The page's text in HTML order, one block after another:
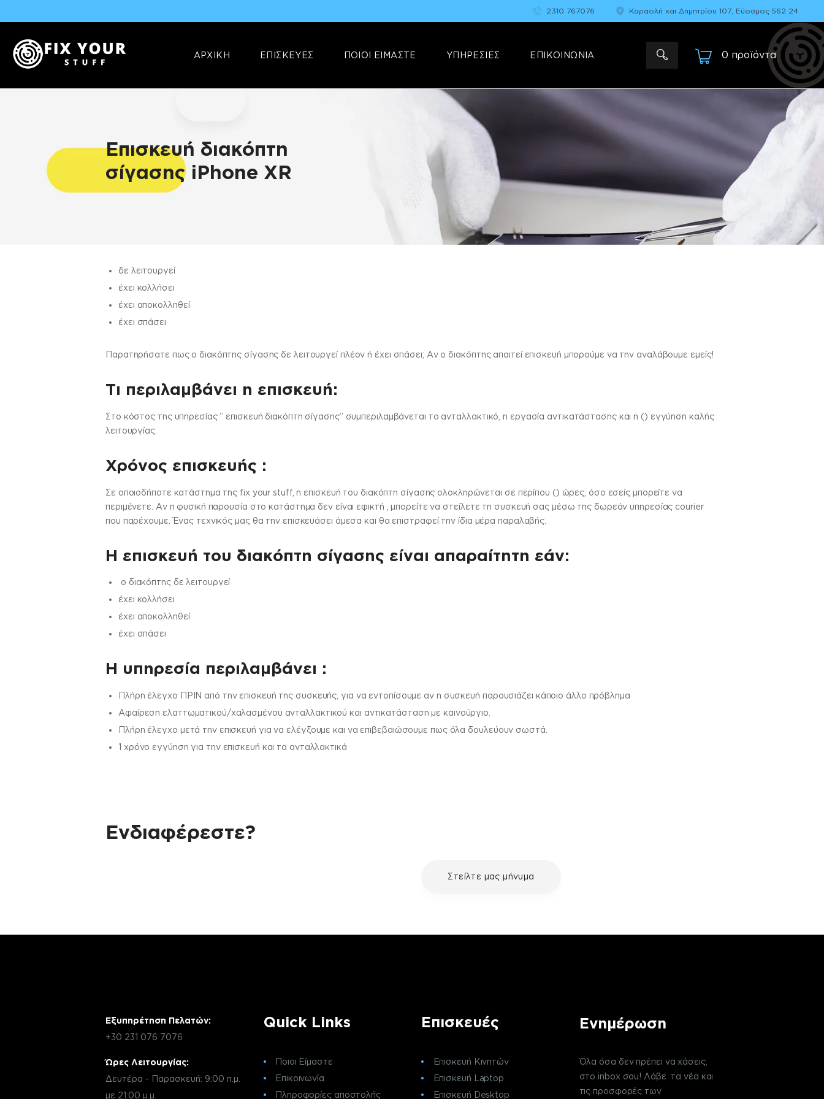
2310 767076 Καραολή και Δημητρίου 107, Εύοσμος 562 24
ΑΡΧΙΚΗ ΕΠΙΣΚΕΥΕΣ ΠΟΙΟΙ ΕΙΜΑΣΤΕ ΥΠΗΡΕΣΙΕΣ ΕΠΙΚΟΙΝΩΝΙΑ 0 προϊόντα-
Επισκευές & Πωλήσεις Ηλεκτρονικών Συσκευών &Αξεσουάρ
Επισκευή διακόπτη
σίγασης iPhone XR
δε λειτουργεί
έχει κολλήσει
έχει αποκολληθεί
έχει σπάσει
Παρατηρήσατε πως ο διακόπτης σίγασης δε λειτουργεί πλέον ή έχει σπάσει; Αν ο διακόπτης απαιτεί επισκευή μπορούμε να την αναλάβουμε εμείς!
Τι περιλαμβάνει η επισκευή:
Στo κόστος της υπηρεσίας ” επισκευή διακόπτη σίγασης” συμπεριλαμβάνεται το ανταλλακτικό, η εργασία αντικατάστασης και η () εγγύηση καλής
λειτουργίας.
Χρόνος επισκευής :
Σε οποιοδήποτε κατάστημα της fix your stuff, η επισκευή του διακόπτη σίγασης ολοκληρώνεται σε περίπου () ώρες, όσο εσείς μπορείτε να
περιμένετε. Αν η φυσική παρουσία στο κατάστημα δεν είναι εφικτή , μπορείτε να στείλετε τη συσκευή σας μέσω της δωρεάν υπηρεσίας courier
που παρέχουμε. Ένας τεχνικός μας θα την επισκευάσει άμεσα και θα επιστραφεί την ίδια μέρα παραλαβής.
Η επισκευή του διακόπτη σίγασης είναι απαραίτητη εάν:
ο διακόπτης δε λειτουργεί
έχει κολλήσει
έχει αποκολληθεί
έχει σπάσει
H υπηρεσία περιλαμβάνει :
Πλήρη έλεγχο ΠΡΙΝ από την επισκευή της συσκευής, για να εντοπίσουμε αν η συσκευή παρουσιάζει κάποιο άλλο πρόβλημα
Αφαίρεση ελαττωματικού/χαλασμένου ανταλλακτικού και αντικατάσταση με καινούργιο.
Πλήρη έλεγχο μετά την επισκευή για να ελέγξουμε και να επιβεβαιώσουμε πως όλα δουλεύουν σωστά.
1 χρόνο εγγύηση για την επισκευή και τα ανταλλακτικά
Ενδιαφέρεστε?
Στείλτε μας μήνυμα
Εξυπηρέτηση Πελατών:
+30 231 076 7076
Ώρες Λειτουργίας:
Δευτέρα - Παρασκευή: 9:00 π.μ.
με 21:00 μ.μ.
Quick Links
Ποιοι Είμαστε
Επικοινωνία
Πληροφορίες αποστολής
Επισκευές
Επισκευή Κινητών
Επισκευή Laptop
Επισκευή Desktop
Ενημέρωση
Όλα όσα δεν πρέπει να χάσεις,
στο inbox σου! Λάβε τα νέα και
τις προσφορές των